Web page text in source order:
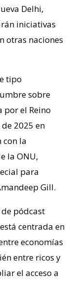
Delhi,
iniciativas
otras naciones
tipo
sobre
por el Reino
2025 en
con la
la ONU,
para
Gill.
pódcast
centrada en
economías
entre ricos y
el acceso a